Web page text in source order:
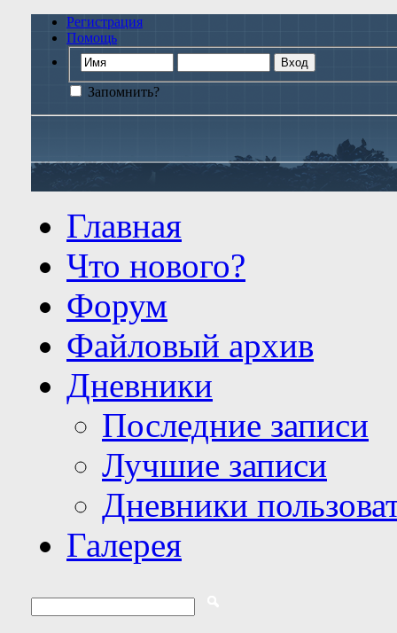
Регистрация
Помощь
Запомнить?
Главная
Что нового?
Форум
Файловый архив
Дневники
Последние записи
Лучшие записи
Дневники
Галерея